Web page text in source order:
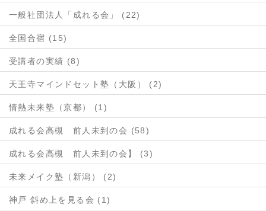
一般社団法人「成れる会」 (22)
全国合宿 (15)
受講者の実績 (8)
天王寺マインドセット塾（大阪） (2)
情熱未来塾（京都） (1)
成れる会高槻 前人未到の会 (58)
成れる会高槻 前人未到の会】 (3)
未来メイク塾（新潟） (2)
神戸 斜め上を見る会 (1)